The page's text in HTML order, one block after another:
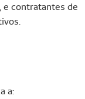
e contratantes de
a: